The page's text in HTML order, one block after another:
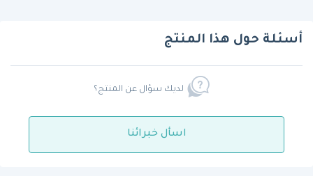
أسئلة حول هذا المنتج
لديك سؤال عن المنتج؟
اسأل خبرائنا